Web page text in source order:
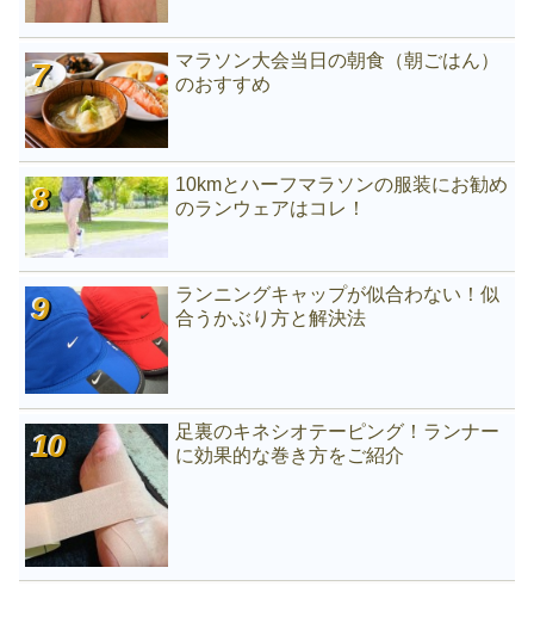
マラソン大会当日の朝食（朝ごはん）
のおすすめ
10kmとハーフマラソンの服装にお勧め
のランウェアはコレ！
ランニングキャップが似合わない！似
合うかぶり方と解決法
足裏のキネシオテーピング！ランナー
に効果的な巻き方をご紹介